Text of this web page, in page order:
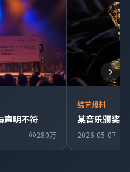
声明不符
280万
综艺爆料
某音乐颁奖
2026-05-07